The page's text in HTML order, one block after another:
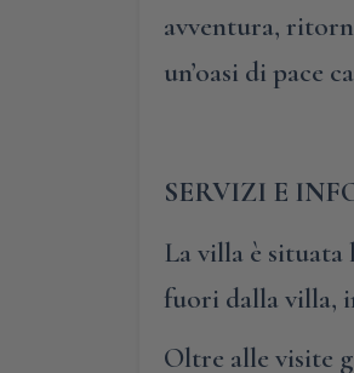
avventura,
un’oasi di pace
SERVIZI E
La villa è situata
fuori dalla villa,
Oltre alle visite